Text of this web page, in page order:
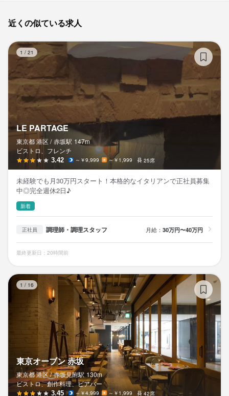
近くの似ている求人
1 / 21
LE PARTAGE
東京都 港区 / 赤坂駅 147m
ビストロ、フレンチ
3.42 ～￥9,999 ～￥1,999 25席
未経験でも月30万円スタート！本格的なイタリアンで正社員募集
中◎完全週休2日♪
新着
正社員 調理師・調理スタッフ 月給： 30万円〜40万円
最終更新日：20時間前
1 / 16
東京オーブン 赤坂
東京都 港区 / 赤坂見附駅 130m
ビストロ、創作料理、ビアバー
3.45 ～￥4,999 ～￥1,999 42席
未経験の方も、経験者の方も、ぜひ当店が気になる方は
もちろん何か聞きたいことがあれば、遠慮なく聞いてください。
皆様のご応募をお待ちしています。
店名
ビストロ チック 麻布十番
勤務地
東京都港区東麻布3-7-8 イイダアネックス麻布十番 1F
株式会社LIVE　CREATE
お店の採用担当者からのメッセージ
もちろん真剣な職場ですが、楽しさも大切にしています。
楽しさは伝播し、お客様に幸せを運びます。料理の知識も大切で
すが
大事なのはやはり「ヒト」ではないでしょうか。
未経験の方も、経験者の方も、ぜひ当店が気になる方は
ぜひとも食事にきて、雰囲気を見て頂けると幸いです。
もちろん何か聞きたいことがあれば、遠慮なく聞いてください。
皆様のご応募をお待ちしています。
ビストロ チック 麻布十番
東京都港区東麻布3-7-8 イイダアネックス麻布十番 1F
法人名・事業者名
株式会社LIVE　CREATE
最終更新日2023/01/24